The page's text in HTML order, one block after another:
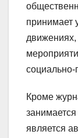
принимает
движениях,
социально-
Кроме
является